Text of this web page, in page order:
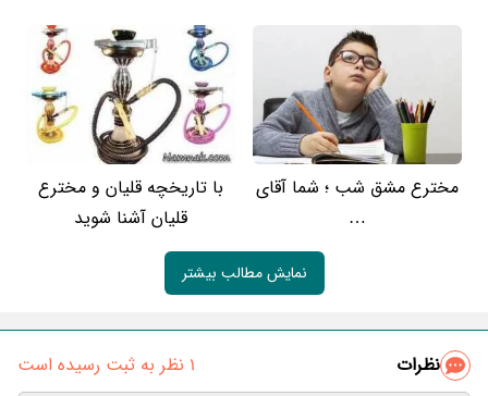
مخترع مشق شب ؛ شما آقای
…
با تاریخچه قلیان و مخترع
قلیان آشنا شوید
نمایش مطالب بیشتر
نظرات 1 نظر به ثبت رسیده است